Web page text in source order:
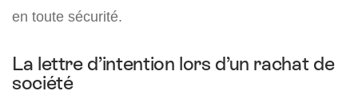
en toute sécurité.
La lettre d’intention lors d’un rachat de
société